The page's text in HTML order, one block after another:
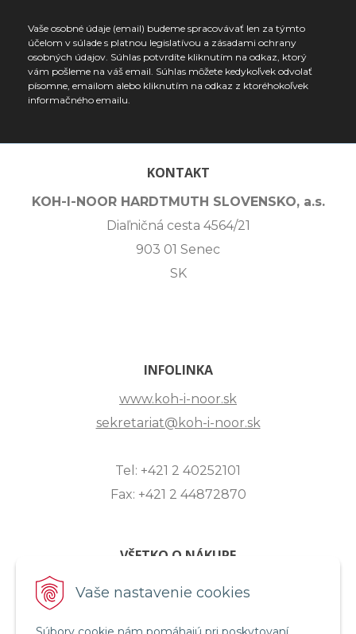
Vaše nastavenie cookies
Vaše osobné údaje (email) budeme spracovávať len za týmto
účelom v súlade s platnou legislatívou a zásadami ochrany
osobných údajov. Súhlas potvrdíte kliknutím na odkaz, ktorý
vám pošleme na váš email. Súhlas môžete kedykoľvek odvolať
písomne, emailom alebo kliknutím na odkaz z ktoréhokoľvek
informačného emailu.
KONTAKT
KOH-I-NOOR HARDTMUTH SLOVENSKO, a.s.
Diaľničná cesta 4564/21
903 01 Senec
SK
INFOLINKA
www.koh-i-noor.sk
sekretariat@koh-i-noor.sk
Tel: +421 2 40252101
Fax: +421 2 44872870
VŠETKO O NÁKUPE
ZASLANIE OTÁZKY